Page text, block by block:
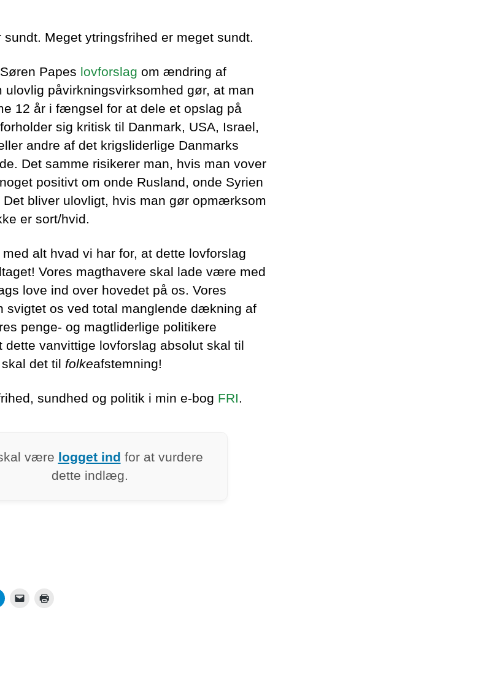
Meget ytringsfrihed er meget sundt.
Papes lovforslag om ændring af
ulovlig påvirkningsvirksomhed gør, at man
12 år i fængsel for at dele et opslag på
sig kritisk til Danmark, USA, Israel,
andre af det krigsliderlige Danmarks
Det samme risikerer man, hvis man vover
positivt om onde Rusland, onde Syrien
Det bliver ulovligt, hvis man gør opmærksom
er sort/hvid.
alt hvad vi har for, at dette lovforslag
Vores magthavere skal lade være med
love ind over hovedet på os. Vores
svigtet os ved total manglende dækning af
penge- og magtliderlige politikere
dette vanvittige lovforslag absolut skal til
det til folkeafstemning!
sundhed og politik i min e-bog FRI.
være logget ind for at vurdere
dette indlæg.